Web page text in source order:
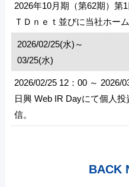
2026年10月期（第62期）第
ＴＤｎｅｔ並びに当社ホー
2026/02/25(水)～
03/25(水)
2026/02/25 12：00 ～ 2026/
日興 Web IR Dayにて個人
信。
BACK